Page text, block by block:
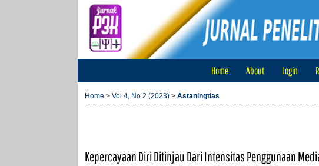
Home About Login
Home > Vol 4, No 2 (2023) > Astaningtias
Kepercayaan Diri Ditinjau Dari Intensitas Penggunaan